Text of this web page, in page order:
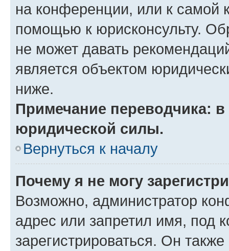
на конференции, или к самой
помощью к юрисконсульту.
не может давать
является объектом
ниже.
Примечание переводчика:
юридической силы.
Вернуться к началу
Почему я не могу
Возможно, администратор
адрес или запретил имя, под
зарегистрироваться. Он